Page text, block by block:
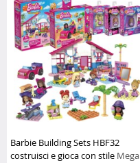
Barbie Building Sets HBF32
costruisci e gioca con stile Mega